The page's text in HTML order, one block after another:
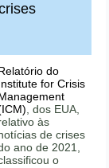
do
for Crisis
, dos EUA,
às
de crises
ano de 2021,
o